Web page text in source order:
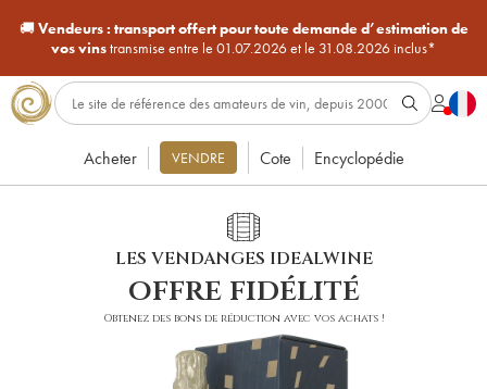
🚚Vendeurs : transport offert pour toute demande d’estimation de
vos vinstransmise entre le 01.07.2026 et le 31.08.2026 inclus*
Acheter VENDRE Cote Encyclopédie
LES VENDANGES IDEALWINE
offre fidélité
Obtenez des bons de réduction avec vos achats !